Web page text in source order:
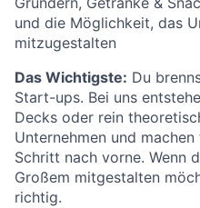
und die Möglichkeit, das
mitzugestalten
Das Wichtigste: Du
Start-ups. Bei uns
Decks oder rein
Unternehmen und
Schritt nach vorne. Wenn
Großem mitgestalten
richtig.